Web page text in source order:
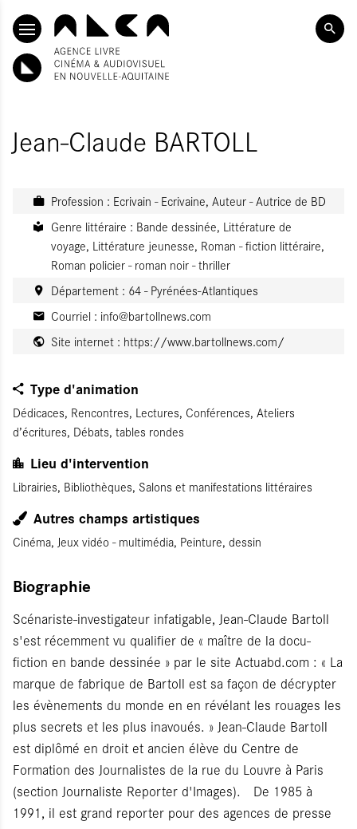
SKIP TO CONTENT
Jean-Claude BARTOLL
Profession : Ecrivain - Ecrivaine, Auteur - Autrice de BD
Genre littéraire : Bande dessinée, Littérature de
voyage, Littérature jeunesse, Roman - fiction littéraire,
Roman policier - roman noir - thriller
Département : 64 - Pyrénées-Atlantiques
Courriel : info@bartollnews.com
Site internet : https://www.bartollnews.com/
Type d'animation
Dédicaces, Rencontres, Lectures, Conférences, Ateliers
d’écritures, Débats, tables rondes
Lieu d'intervention
Librairies, Bibliothèques, Salons et manifestations littéraires
Autres champs artistiques
Cinéma, Jeux vidéo - multimédia, Peinture, dessin
Biographie
Scénariste-investigateur infatigable, Jean-Claude Bartoll
s'est récemment vu qualifier de « maître de la docu-
fiction en bande dessinée » par le site Actuabd.com : « La
marque de fabrique de Bartoll est sa façon de décrypter
les évènements du monde en en révélant les rouages les
plus secrets et les plus inavoués. » Jean-Claude Bartoll
est diplômé en droit et ancien élève du Centre de
Formation des Journalistes de la rue du Louvre à Paris
(section Journaliste Reporter d'Images). De 1985 à
1991, il est grand reporter pour des agences de presse